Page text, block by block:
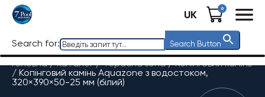
UK 0
Search for: Search Button
Головна / Каталог/Терасна зона/Копінговий камінь
/ Копінговий камінь Aquazone з водостоком,
320×390×50-25 мм (білий)